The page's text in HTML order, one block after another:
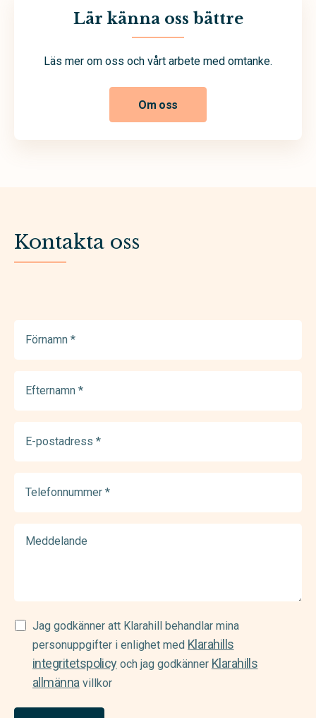
Lär känna oss bättre
Läs mer om oss och vårt arbete med omtanke.
Om oss
Kontakta oss
(Required)
(Required)
postadress
(Required)
Samtycke
(Required)
Jag godkänner att Klarahill behandlar mina
personuppgifter i enlighet med Klarahills
integritetspolicyoch jag godkänner Klarahills
allmännavillkor